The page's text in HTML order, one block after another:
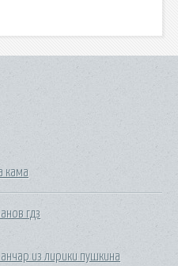
кама
гдз
из лирики пушкина